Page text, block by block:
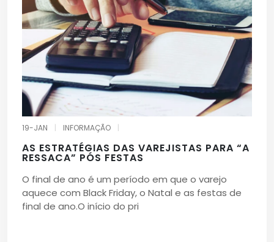
19-JAN INFORMAÇÃO
AS ESTRATÉGIAS DAS VAREJISTAS PARA “A
RESSACA” PÓS FESTAS
O final de ano é um período em que o varejo
aquece com Black Friday, o Natal e as festas de
final de ano.O início do pri